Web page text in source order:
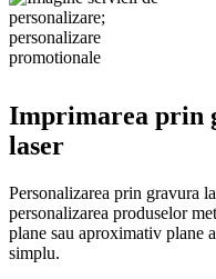
Imprimarea prin
laser
Personalizarea prin gravura
personalizarea produselor
plane sau aproximativ plane
simplu.